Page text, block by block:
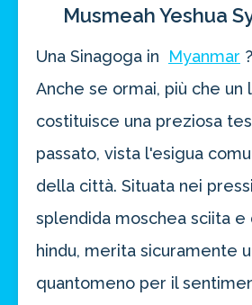
Musmeah Yeshua
Una Sinagoga in Myanmar
Anche se ormai, più che un
costituisce una preziosa
passato, vista l'esigua
della città. Situata nei
splendida moschea sciita e
hindu, merita sicuramente
quantomeno per il